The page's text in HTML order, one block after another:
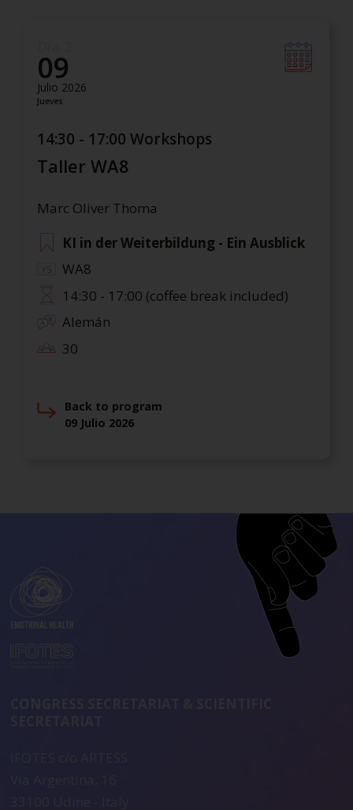
09
Julio 2026
Jueves
14:30 - 17:00 Workshops
Taller WA8
Marc Oliver Thoma
KI in der Weiterbildung - Ein Ausblick
WA8
14:30 - 17:00 (coffee break included)
Alemán
30
Back to program
09 Julio 2026